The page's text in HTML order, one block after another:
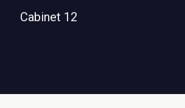
Cabinet 1​​2